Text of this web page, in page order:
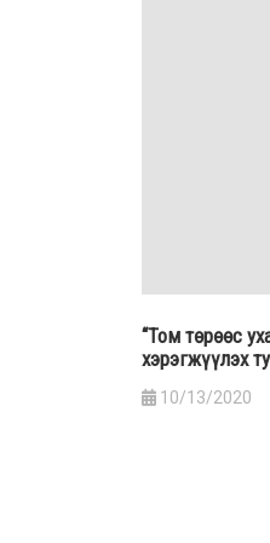
“Том төрөөс
хэрэгжүүлэх
10/13/2020